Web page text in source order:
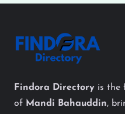
Findora Directory is the
of Mandi Bahauddin,